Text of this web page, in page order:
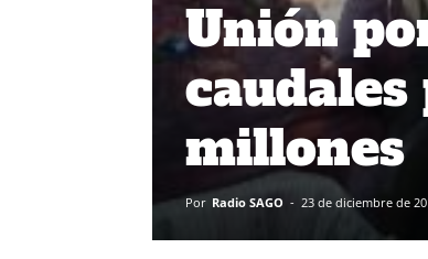
Unión
millones
Por Radio SAGO - 23 de diciembre de